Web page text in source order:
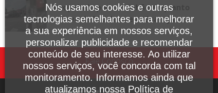
atropelado por caminhão enquanto
andava de bicicleta em Guarujá
Fale Conosco
Nós usamos cookies e outras
tecnologias semelhantes para melhorar
a sua experiência em nossos serviços,
personalizar publicidade e recomendar
conteúdo de seu interesse. Ao utilizar
nossos serviços, você concorda com tal
monitoramento. Informamos ainda que
atualizamos nossa Política de